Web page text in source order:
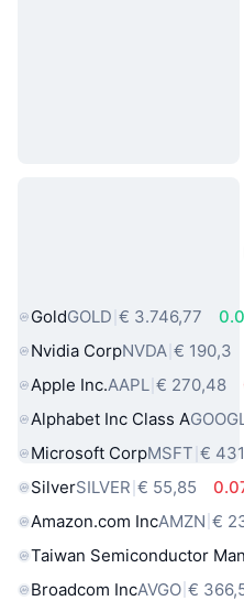
Populaire activa
GoldGOLD € 3.746,77
Nvidia CorpNVDA € 190,3
Apple Inc.AAPL € 270,48
Alphabet Inc Class A
Microsoft CorpMSFT €
SilverSILVER € 55,85
Amazon.com IncAMZN €
Taiwan Semiconductor
Broadcom IncAVGO €